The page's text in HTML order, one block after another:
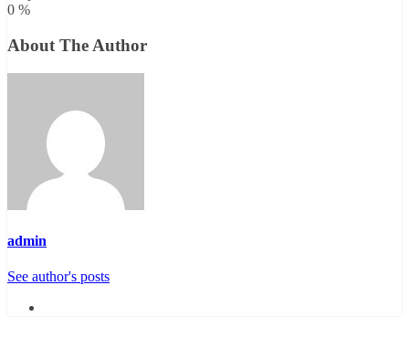
0 %
About The Author
admin
See author's posts